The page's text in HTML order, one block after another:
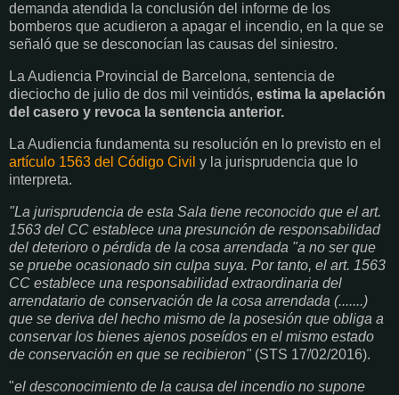
demanda atendida la conclusión del informe de los
bomberos que acudieron a apagar el incendio, en la que se
señaló que se desconocían las causas del siniestro.
La Audiencia Provincial de Barcelona, sentencia de
dieciocho de julio de dos mil veintidós, estima la apelación
del casero y revoca la sentencia anterior.
La Audiencia fundamenta su resolución en lo previsto en el
artículo 1563 del Código Civil y la jurisprudencia que lo
interpreta.
"La jurisprudencia de esta Sala tiene reconocido que el art.
1563 del CC establece una presunción de responsabilidad
del deterioro o pérdida de la cosa arrendada "a no ser que
se pruebe ocasionado sin culpa suya. Por tanto, el art. 1563
CC establece una responsabilidad extraordinaria del
arrendatario de conservación de la cosa arrendada (.......)
que se deriva del hecho mismo de la posesión que obliga a
conservar los bienes ajenos poseídos en el mismo estado
de conservación en que se recibieron"(STS 17/02/2016).
"el desconocimiento de la causa del incendio no supone